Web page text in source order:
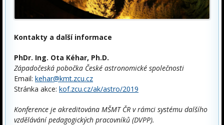
Kontakty a další informace
PhDr. Ing. Ota Kéhar, Ph.D.
Západočeská pobočka České astronomické společnosti
Email: kehar@kmt.zcu.cz
Stránka akce: kof.zcu.cz/ak/astro/2019
Konference je akreditována MŠMT ČR v rámci systému dalšího
vzdělávání pedagogických pracovníků (DVPP).